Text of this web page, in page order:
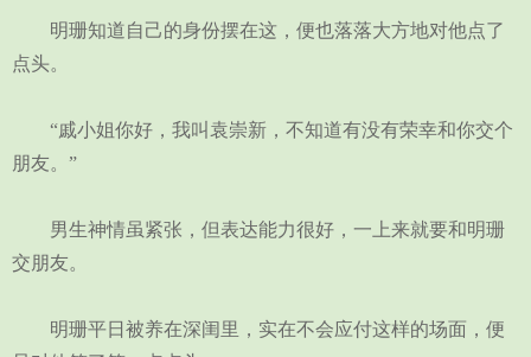
明珊知道自己的身份摆在这，便也落落大方地对他点了
点头。
“戚小姐你好，我叫袁崇新，不知道有没有荣幸和你交个
朋友。”
男生神情虽紧张，但表达能力很好，一上来就要和明珊
交朋友。
明珊平日被养在深闺里，实在不会应付这样的场面，便